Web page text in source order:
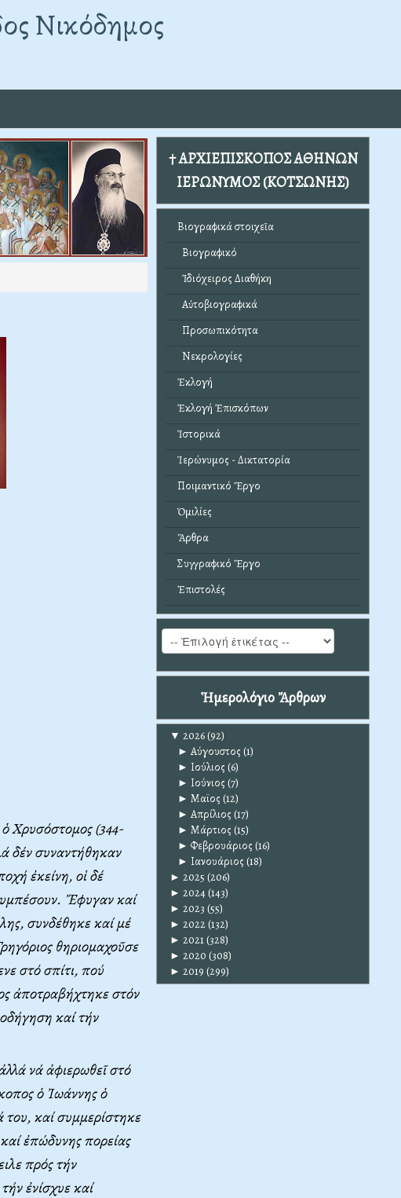
Νικόδημος
Χρυσόστομος (344-
δέν συναντήθηκαν
ἐκείνη, οἱ δέ
Ἔφυγαν καί
συνδέθηκε καί μέ
θηριομαχοῦσε
στό σπίτι, πού
ἀποτραβήχτηκε στόν
καί τήν
νά ἀφιερωθεῖ στό
ὁ Ἰωάννης ὁ
καί συμμερίστηκε
ἐπώδυνης πορείας
πρός τήν
ἐνίσχυε καί
† ΑΡΧΙΕΠΙΣΚΟΠΟΣ ΑΘΗΝΩΝ
ΙΕΡΩΝΥΜΟΣ (ΚΟΤΣΩΝΗΣ)
Βιογραφικά στοιχεῖα
Βιογραφικό
Ἰδιόχειρος Διαθήκη
Αὐτοβιογραφικά
Προσωπικότητα
Νεκρολογίες
Ἐκλογή
Ἐκλογή Ἐπισκόπων
Ἱστορικά
Ἱερώνυμος - Δικτατορία
Ποιμαντικό Ἔργο
Ὁμιλίες
Ἄρθρα
Συγγραφικό Ἔργο
Ἐπιστολές
Ἡμερολόγιο Ἄρθρων
▼ 2026(92)
► Αύγουστος (1)
► Ιούλιος (6)
► Ιούνιος (7)
► Μαϊος (12)
► Απρίλιος (17)
► Μάρτιος (15)
► Φεβρουάριος (16)
► Ιανουάριος (18)
► 2025 (206)
► 2024(143)
► 2023 (55)
► 2022(132)
► 2021(328)
► 2020 (308)
► 2019 (299)